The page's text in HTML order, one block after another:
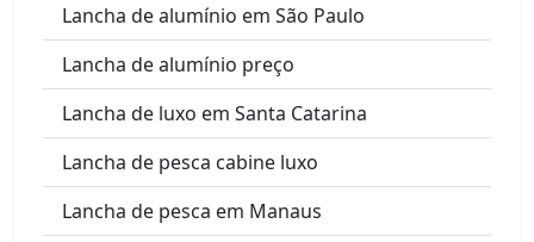
Lancha de alumínio em São Paulo
Lancha de alumínio preço
Lancha de luxo em Santa Catarina
Lancha de pesca cabine luxo
Lancha de pesca em Manaus